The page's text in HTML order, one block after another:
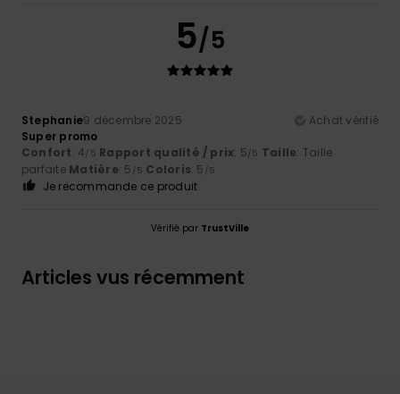
5/5
Stephanie9 décembre 2025
Achat vérifié
Super promo
Confort: 4/5 Rapport qualité / prix: 5/5 Taille: Taille
parfaite Matière: 5 /5 Coloris: 5 /5
Je recommande ce produit
Vérifié par TrustVille
Articles vus récemment